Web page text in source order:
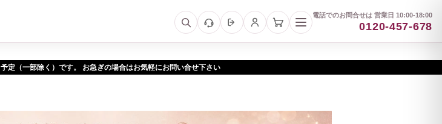
予定（一部除く）です。 お急ぎの場合はお気軽にお問い合せ下さい
電話でのお問合せは 営業日 10:00-18:00
0120-457-678